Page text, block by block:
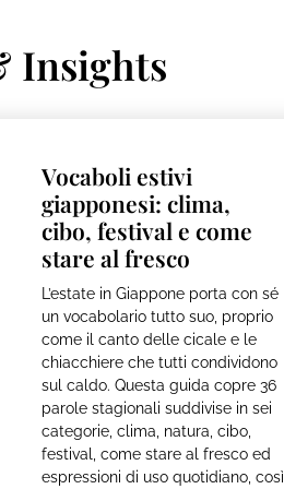
Insights
Vocaboli estivi
giapponesi: clima,
cibo, festival e come
stare al fresco
L’estate in Giappone porta con sé
un vocabolario tutto suo, proprio
come il canto delle cicale e le
chiacchiere che tutti condividono
sul caldo. Questa guida copre 36
parole stagionali suddivise in sei
categorie, clima, natura, cibo,
festival, come stare al fresco ed
espressioni di uso quotidiano, così